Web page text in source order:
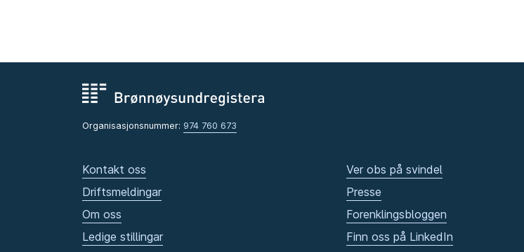
Organisasjonsnummer: 974 760 673
Kontakt oss
Driftsmeldingar
Om oss
Ledige stillingar
Ver obs på svindel
Presse
Forenklingsbloggen
Finn oss på LinkedIn